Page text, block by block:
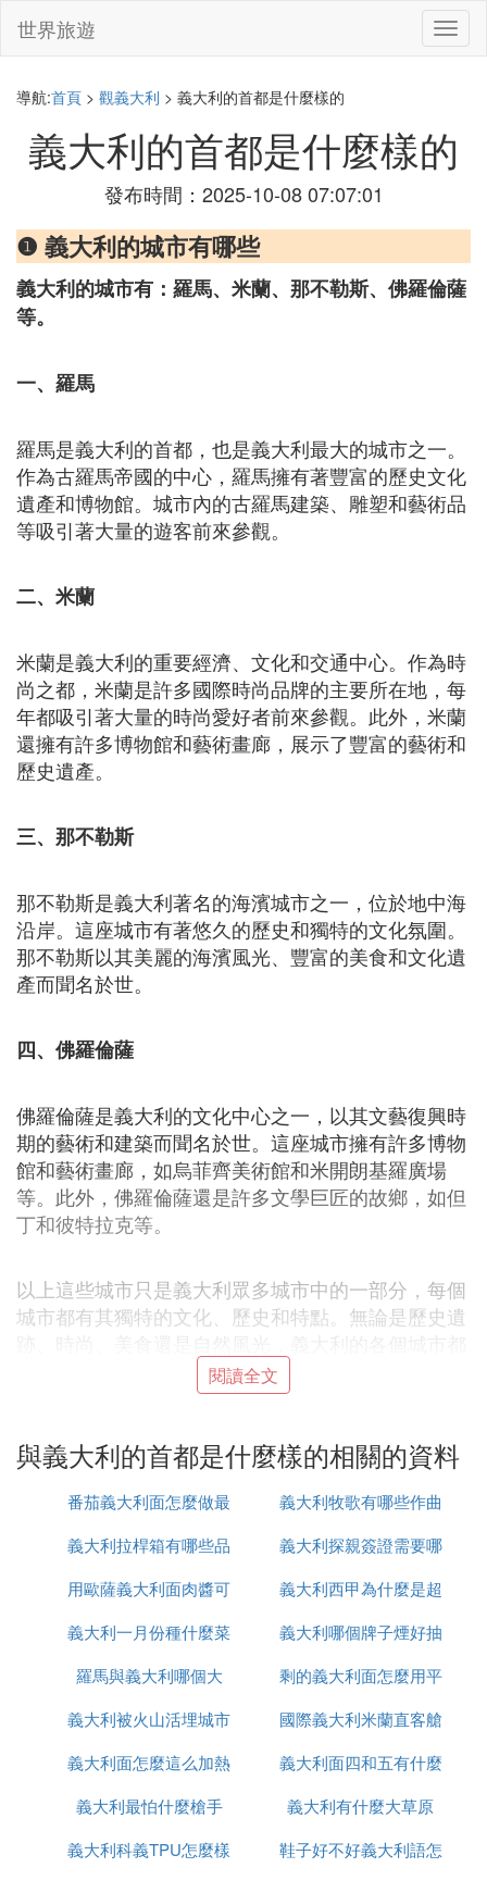
切
換
世界旅遊
導航:首頁 > 觀義大利 > 義大利的首都是什麼樣的
義大利的首都是什麼樣的
發布時間：2025-10-08 07:07:01
❶ 義大利的城市有哪些
義大利的城市有：羅馬、米蘭、那不勒斯、佛羅倫薩
等。
一、羅馬
羅馬是義大利的首都，也是義大利最大的城市之一。
作為古羅馬帝國的中心，羅馬擁有著豐富的歷史文化
遺產和博物館。城市內的古羅馬建築、雕塑和藝術品
等吸引著大量的遊客前來參觀。
二、米蘭
米蘭是義大利的重要經濟、文化和交通中心。作為時
尚之都，米蘭是許多國際時尚品牌的主要所在地，每
年都吸引著大量的時尚愛好者前來參觀。此外，米蘭
還擁有許多博物館和藝術畫廊，展示了豐富的藝術和
歷史遺產。
三、那不勒斯
那不勒斯是義大利著名的海濱城市之一，位於地中海
沿岸。這座城市有著悠久的歷史和獨特的文化氛圍。
那不勒斯以其美麗的海濱風光、豐富的美食和文化遺
產而聞名於世。
四、佛羅倫薩
佛羅倫薩是義大利的文化中心之一，以其文藝復興時
期的藝術和建築而聞名於世。這座城市擁有許多博物
館和藝術畫廊，如烏菲齊美術館和米開朗基羅廣場
等。此外，佛羅倫薩還是許多文學巨匠的故鄉，如但
丁和彼特拉克等。
以上這些城市只是義大利眾多城市中的一部分，每個
城市都有其獨特的文化、歷史和特點。無論是歷史遺
能給遊客帶來不同的體驗和感受。
一、共有20行政區（相當於我國的省）。
二、義大利共和國：簡稱義大利，首都羅馬，國土面
積301333平方公里，人口總數約6080萬，行政劃分
為20個區（相當於我國的省），分別為：
積：25399平方千米，人口約446萬。下轄8個省；：
2、瓦萊達奧斯塔大區（Valle d'；Aosta）：首府－
3、利古里亞大區(Liguria)：首府－熱那亞，面積：5
422平方千米，人口約161.7萬。下轄4個省；
4、倫巴第大區(Lombardia)：首府－米蘭，面積：23
844平方千米，人口約995萬，下轄12個省；
府－特倫托，面積：13607平方千米，人口約103.7
萬，下轄2個省；
閱讀全文
與義大利的首都是什麼樣的相關的資料
番茄義大利面怎麼做最
簡單還好吃
義大利牧歌有哪些作曲
大家
義大利拉桿箱有哪些品
牌
義大利探親簽證需要哪
些
用歐薩義大利面肉醬可
做什麼
義大利西甲為什麼是超
級甲
義大利一月份種什麼菜
義大利哪個牌子煙好抽
羅馬與義大利哪個大
剩的義大利面怎麼用平
底鍋加熱
義大利被火山活埋城市
叫什麼
國際義大利米蘭直客艙
是什麼意思
義大利面怎麼這么加熱
義大利面四和五有什麼
區別
義大利最怕什麼槍手
義大利有什麼大草原
義大利科義TPU怎麼樣
鞋子好不好義大利語怎